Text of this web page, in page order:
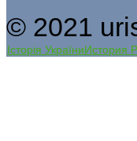
© 2021
Історія УкраїниИстория